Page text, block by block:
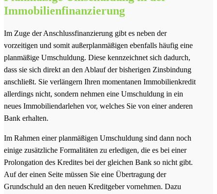
Immobilienfinanzierung
Im Zuge der Anschlussfinanzierung gibt es neben der
vorzeitigen und somit außerplanmäßigen ebenfalls häufig eine
planmäßige Umschuldung. Diese kennzeichnet sich dadurch,
dass sie sich direkt an den Ablauf der bisherigen Zinsbindung
anschließt. Sie verlängern Ihren momentanen Immobilienkredit
allerdings nicht, sondern nehmen eine Umschuldung in ein
neues Immobiliendarlehen vor, welches Sie von einer anderen
Bank erhalten.
Im Rahmen einer planmäßigen Umschuldung sind dann noch
einige zusätzliche Formalitäten zu erledigen, die es bei einer
Prolongation des Kredites bei der gleichen Bank so nicht gibt.
Auf der einen Seite müssen Sie eine Übertragung der
Grundschuld an den neuen Kreditgeber vornehmen. Dazu